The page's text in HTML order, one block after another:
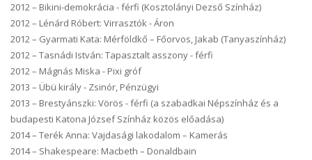
2012 – Bikini-demokrácia - férfi (Kosztolányi Dezső Színház)
2012 – Lénárd Róbert: Virrasztók - Áron
2012 – Gyarmati Kata: Mérföldkő – Főorvos, Jakab (Tanyaszínház)
2012 – Tasnádi István: Tapasztalt asszony - férfi
2012 – Mágnás Miska - Pixi gróf
2013 – Übü király - Zsinór, Pénzügyi
2013 – Brestyánszki: Vörös - férfi (a szabadkai Népszínház és a
budapesti Katona József Színház közös előadása)
2014 – Terék Anna: Vajdasági lakodalom – Kamerás
2014 – Shakespeare: Macbeth – Donaldbain